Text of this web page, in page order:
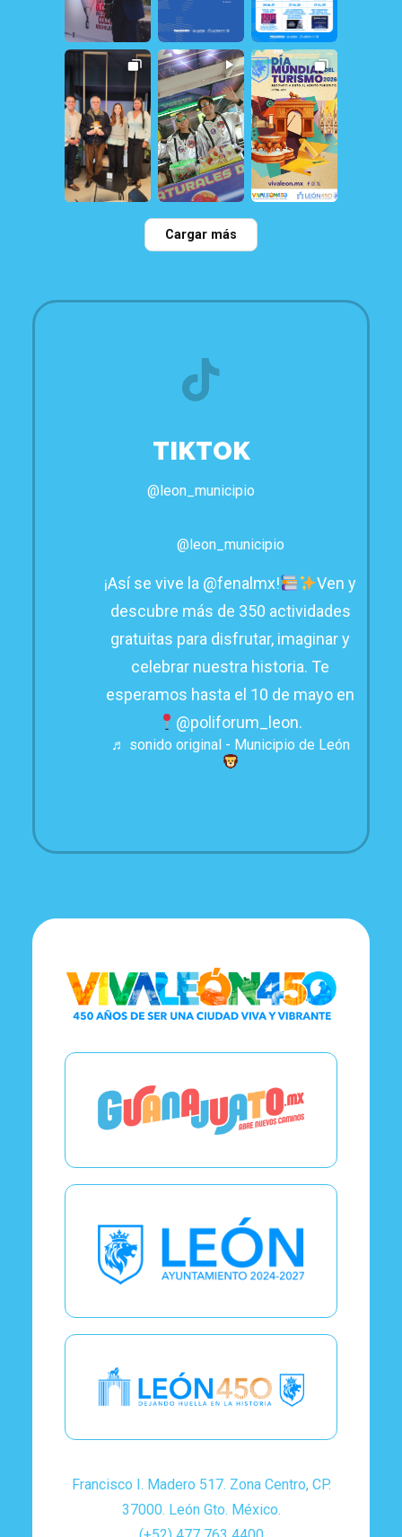
158 1 31 0 21 1
0 114 0
Cargar más
TIKTOK
@leon_municipio
@leon_municipio
¡Así se vive la @fenalmx!
Ven y
descubre más de 350 actividades
gratuitas para disfrutar, imaginar y
celebrar nuestra historia. Te
esperamos hasta el 10 de mayo en
@poliforum_leon.
♬ sonido original - Municipio de León
Francisco I. Madero 517. Zona Centro, CP.
37000. León Gto. México.